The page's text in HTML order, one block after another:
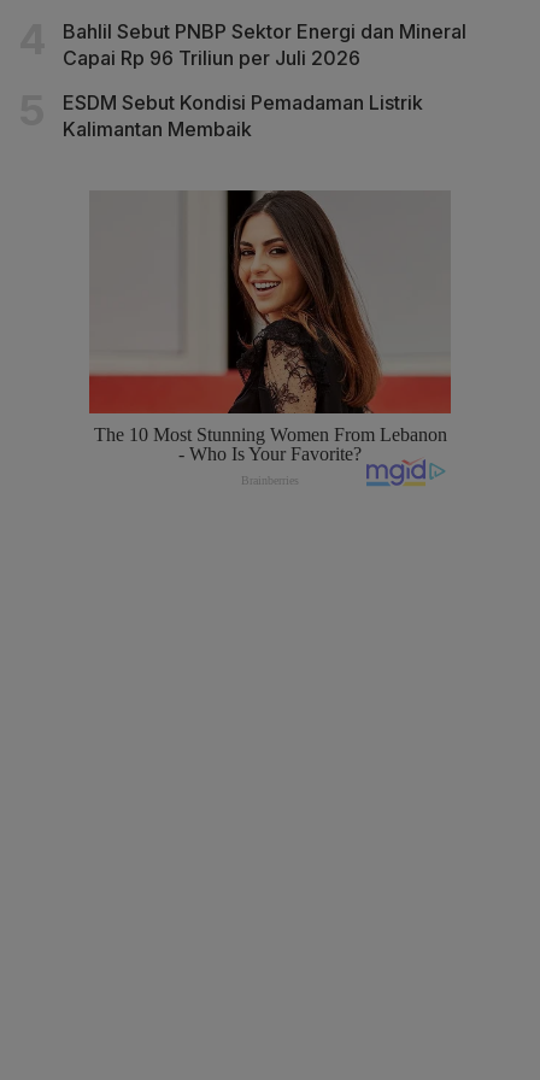
Bahlil Sebut PNBP Sektor Energi dan Mineral
Capai Rp 96 Triliun per Juli 2026
ESDM Sebut Kondisi Pemadaman Listrik
Kalimantan Membaik